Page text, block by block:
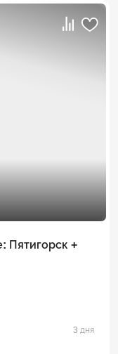
Пятигорск +
3 дня